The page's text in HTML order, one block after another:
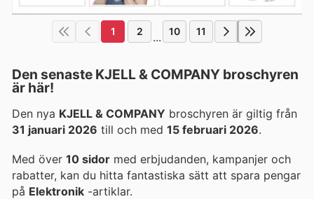
1 2 ... 10 11
Den senaste KJELL & COMPANY broschyren
är här!
Den nya KJELL & COMPANY broschyren är giltig från
31 januari 2026 till och med 15 februari 2026.
Med över 10 sidor med erbjudanden, kampanjer och
rabatter, kan du hitta fantastiska sätt att spara pengar
på Elektronik -artiklar.